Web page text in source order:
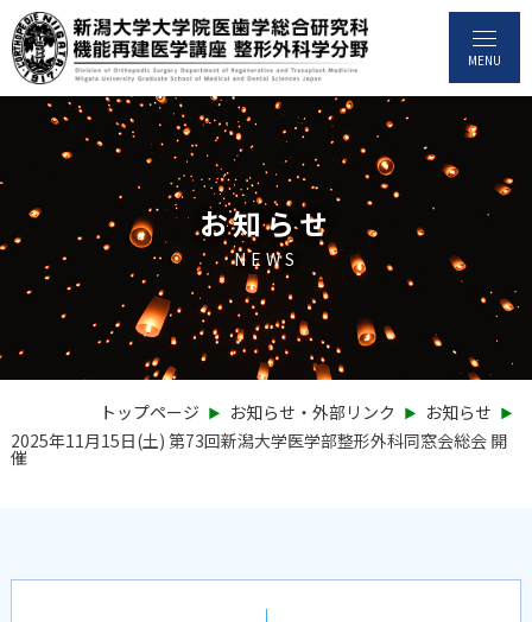
MENU
お知らせ
NEWS
トップページ ‣ お知らせ・外部リンク ‣ お知らせ ‣
2025年11月15日(土) 第73回新潟大学医学部整形外科同窓会総会 開
催